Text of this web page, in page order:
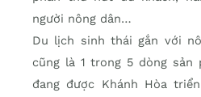
người nông dân…
Du lịch sinh thái gắn với
cũng là 1 trong 5 dòng sản
đang được Khánh Hòa